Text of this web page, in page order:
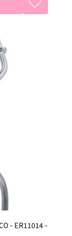
- ER11014 -